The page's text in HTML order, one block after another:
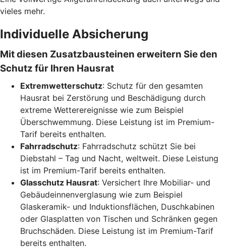
vieles mehr.
Individuelle Absicherung
Mit diesen Zusatzbausteinen erweitern Sie den
Schutz für Ihren Hausrat
Extremwetterschutz: Schutz für den gesamten
Hausrat bei Zerstörung und Beschädigung durch
extreme Wetterereignisse wie zum Beispiel
Überschwemmung. Diese Leistung ist im Premium-
Tarif bereits enthalten.
Fahrradschutz: Fahrradschutz schützt Sie bei
Diebstahl – Tag und Nacht, weltweit. Diese Leistung
ist im Premium-Tarif bereits enthalten.
Glasschutz Hausrat: Versichert Ihre Mobiliar- und
Gebäudeinnenverglasung wie zum Beispiel
Glaskeramik- und Induktionsflächen, Duschkabinen
oder Glasplatten von Tischen und Schränken gegen
Bruchschäden. Diese Leistung ist im Premium-Tarif
bereits enthalten.